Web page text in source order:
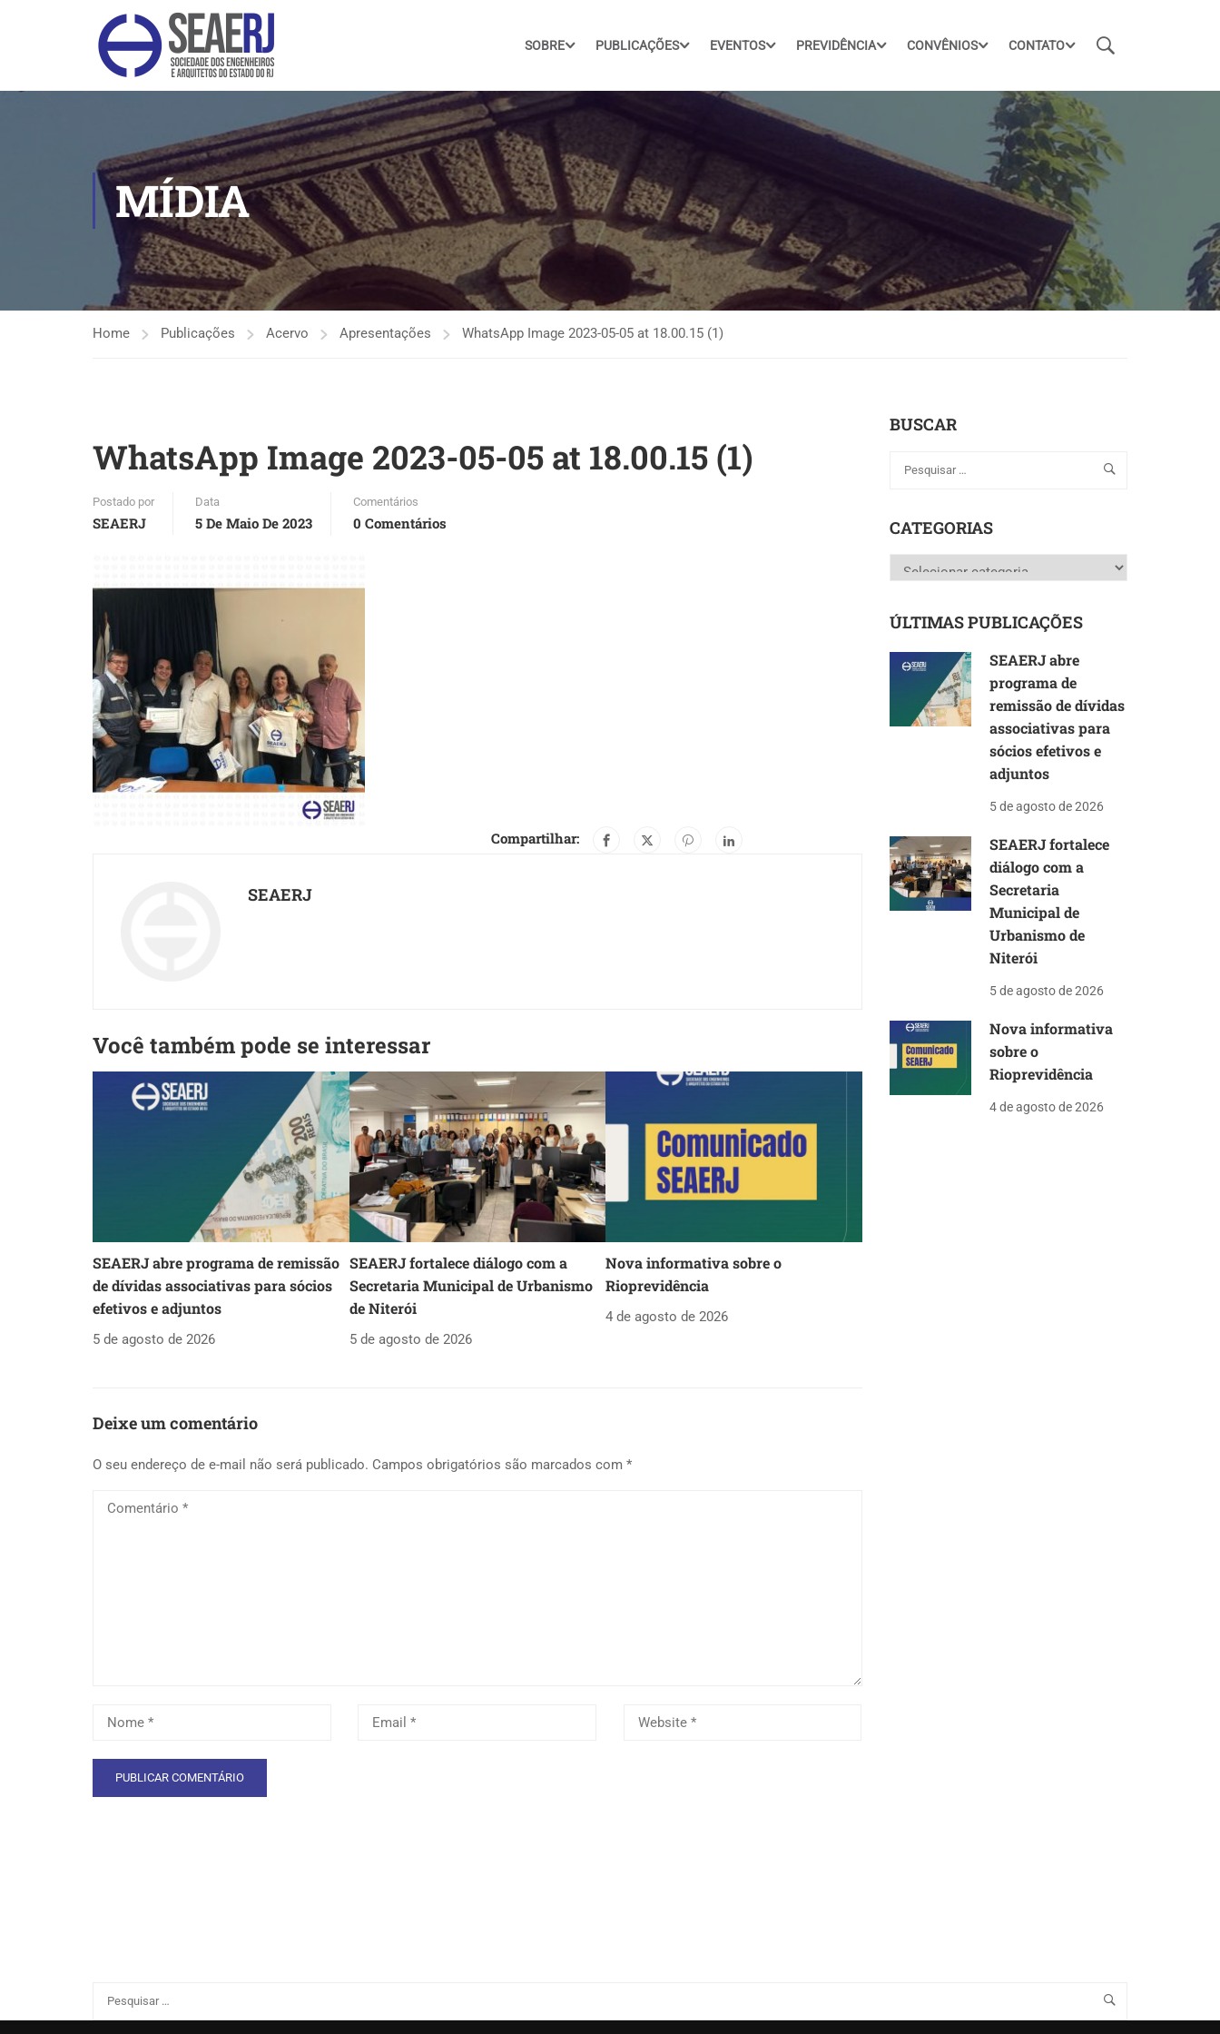
SOBRE PUBLICAÇÕES EVENTOS PREVIDÊNCIA CONVÊNIOS CONTATO
MÍDIA
Home Publicações Acervo Apresentações WhatsApp Image 2023-05-05 at 18.00.15 (1)
WhatsApp Image 2023-05-05 at 18.00.15 (1)
Postado por
SEAERJ
Data
5 De Maio De 2023
Comentários
0 Comentários
Compartilhar:
SEAERJ
Você também pode se interessar
SEAERJ abre programa de remissão
de dívidas associativas para sócios
efetivos e adjuntos
5 de agosto de 2026
SEAERJ fortalece diálogo com a
Secretaria Municipal de Urbanismo
de Niterói
5 de agosto de 2026
Nova informativa sobre o
Rioprevidência
4 de agosto de 2026
Deixe um comentário
O seu endereço de e-mail não será publicado. Campos obrigatórios são marcados com *
BUSCAR
CATEGORIAS
Categorias
ÚLTIMAS PUBLICAÇÕES
SEAERJ abre
programa de
remissão de dívidas
associativas para
sócios efetivos e
adjuntos
5 de agosto de 2026
SEAERJ fortalece
diálogo com a
Secretaria
Municipal de
Urbanismo de
Niterói
5 de agosto de 2026
Nova informativa
sobre o
Rioprevidência
4 de agosto de 2026